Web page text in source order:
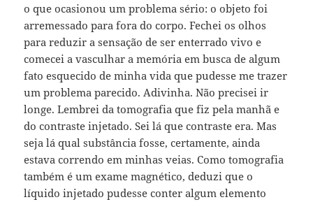
o que ocasionou um problema sério: o objeto foi
arremessado para fora do corpo. Fechei os olhos
para reduzir a sensação de ser enterrado vivo e
comecei a vasculhar a memória em busca de algum
fato esquecido de minha vida que pudesse me trazer
um problema parecido. Adivinha. Não precisei ir
longe. Lembrei da tomografia que fiz pela manhã e
do contraste injetado. Sei lá que contraste era. Mas
seja lá qual substância fosse, certamente, ainda
estava correndo em minhas veias. Como tomografia
também é um exame magnético, deduzi que o
líquido injetado pudesse conter algum elemento